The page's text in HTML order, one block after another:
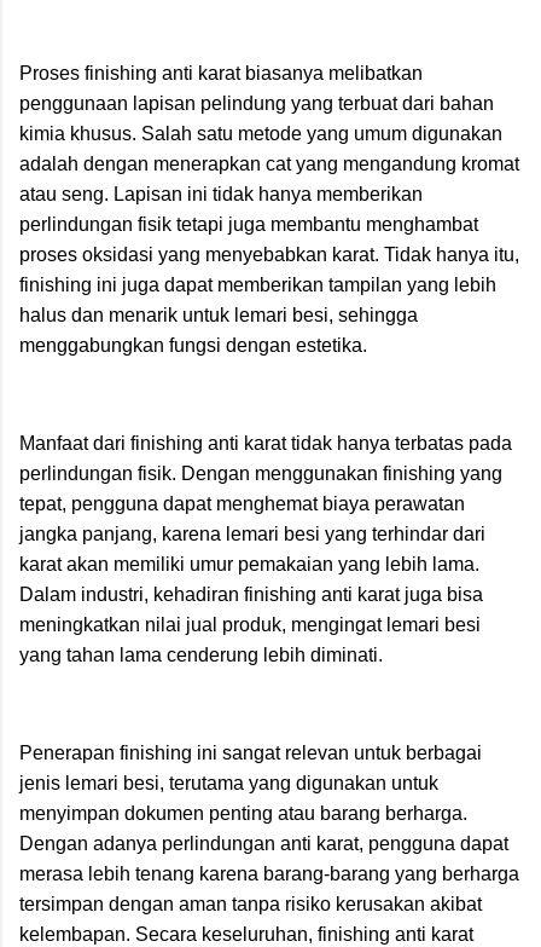
Proses finishing anti karat biasanya melibatkan
penggunaan lapisan pelindung yang terbuat dari bahan
kimia khusus. Salah satu metode yang umum digunakan
adalah dengan menerapkan cat yang mengandung kromat
atau seng. Lapisan ini tidak hanya memberikan
perlindungan fisik tetapi juga membantu menghambat
proses oksidasi yang menyebabkan karat. Tidak hanya itu,
finishing ini juga dapat memberikan tampilan yang lebih
halus dan menarik untuk lemari besi, sehingga
menggabungkan fungsi dengan estetika.
Manfaat dari finishing anti karat tidak hanya terbatas pada
perlindungan fisik. Dengan menggunakan finishing yang
tepat, pengguna dapat menghemat biaya perawatan
jangka panjang, karena lemari besi yang terhindar dari
karat akan memiliki umur pemakaian yang lebih lama.
Dalam industri, kehadiran finishing anti karat juga bisa
meningkatkan nilai jual produk, mengingat lemari besi
yang tahan lama cenderung lebih diminati.
Penerapan finishing ini sangat relevan untuk berbagai
jenis lemari besi, terutama yang digunakan untuk
menyimpan dokumen penting atau barang berharga.
Dengan adanya perlindungan anti karat, pengguna dapat
merasa lebih tenang karena barang-barang yang berharga
tersimpan dengan aman tanpa risiko kerusakan akibat
kelembapan. Secara keseluruhan, finishing anti karat